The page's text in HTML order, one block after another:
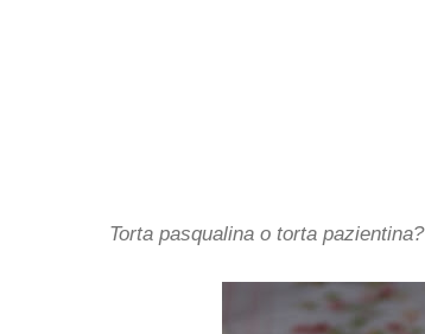
Torta pasqualina o torta pazientina?